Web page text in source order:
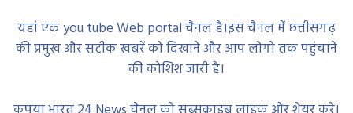
यहां एक you tube Web portal चैनल है।इस चैनल में छत्तीसगढ़
की प्रमुख और सटीक खबरें को दिखाने और आप लोगो तक पहुंचाने
की कोशिश जारी है।